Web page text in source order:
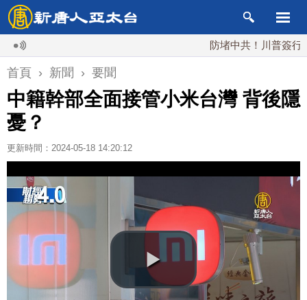
防堵中共！川普簽行政令
首頁 › 新聞 › 要聞
中籍幹部全面接管小米台灣 背後隱
憂？
更新時間：2024-05-18 14:20:12